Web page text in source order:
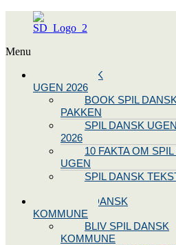
Menu
SPIL DANSK
UGEN 2026
BOOK SPIL DANSK
PAKKEN
SPIL DANSK UGEN
2026
10 FAKTA OM
UGEN
SPIL DANSK
BLIV SPIL DANSK
KOMMUNE
BLIV SPIL DANSK
KOMMUNE